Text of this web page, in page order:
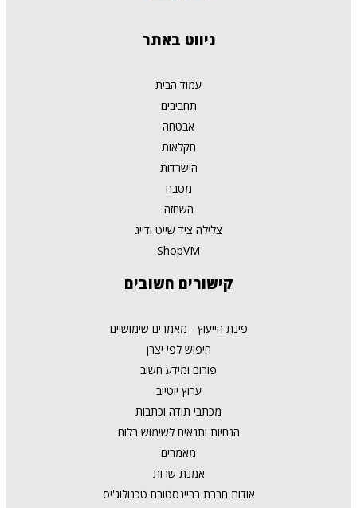
ניווט באתר
עמוד הבית
תחביבים
אבטחה
חקלאות
הישרדות
מטבח
השחזה
צלילה ציד שייט ודייג
ShopVM
קישורים חשובים
פינת הייעוץ - מאמרים שימושיים
חיפוש לפי יצרן
פורום ומידע חשוב
ערוץ יוטיוב
מכתבי תודה וכתבות
הנחיות ותנאים לשימוש בלוח
מאמרים
אמנת שרות
אודות חברת בריינסטורם טכנולוג'יס